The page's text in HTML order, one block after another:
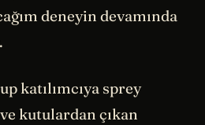
deneyin devamında
katılımcıya sprey
kutulardan çıkan